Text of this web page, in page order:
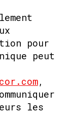
pour
peut
,
les